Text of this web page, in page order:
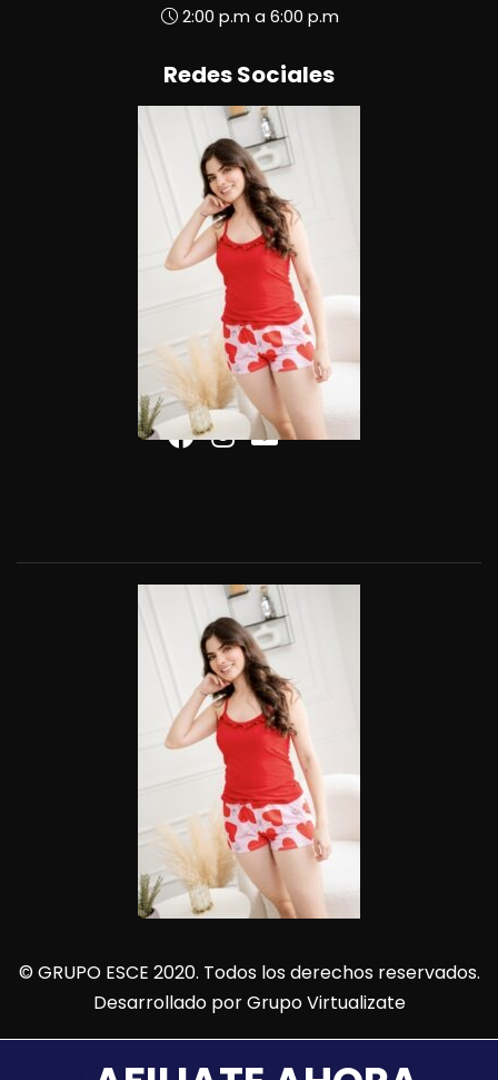
2:00 p.m a 6:00 p.m
Redes Sociales
© GRUPO ESCE 2020. Todos los derechos reservados.
Desarrollado porGrupo Virtualizate